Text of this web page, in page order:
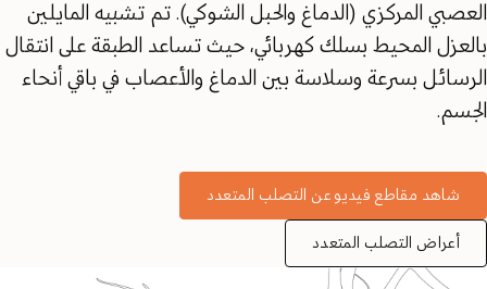
العصبي المركزي (الدماغ والحبل الشوكي). تم تشبيه المايلين
بالعزل المحيط بسلك كهربائي، حيث تساعد الطبقة على انتقال
الرسائل بسرعة وسلاسة بين الدماغ والأعصاب في باقي أنحاء
الجسم.
شاهد مقاطع فيديو عن التصلب المتعدد
أعراض التصلب المتعدد